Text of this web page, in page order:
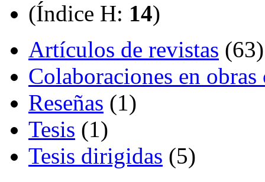
(Índice H: 14)
Artículos de revistas (63)
Colaboraciones en
Reseñas (1)
Tesis (1)
Tesis dirigidas (5)